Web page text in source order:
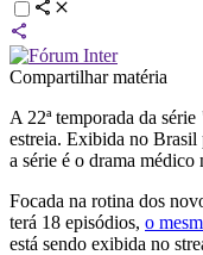
Compartilhar matéria
A 22ª temporada da série
estreia. Exibida no
a série é o drama
Focada na rotina dos
terá 18 episódios, o
está sendo exibida no